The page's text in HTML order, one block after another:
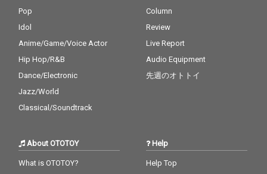
Pop
Idol
Anime/Game/Voice Actor
Hip Hop/R&B
Dance/Electronic
Jazz/World
Classical/Soundtrack
Column
Review
Live Report
Audio Equipment
先週のオトトイ
About OTOTOY
What is OTOTOY?
Help
Help Top